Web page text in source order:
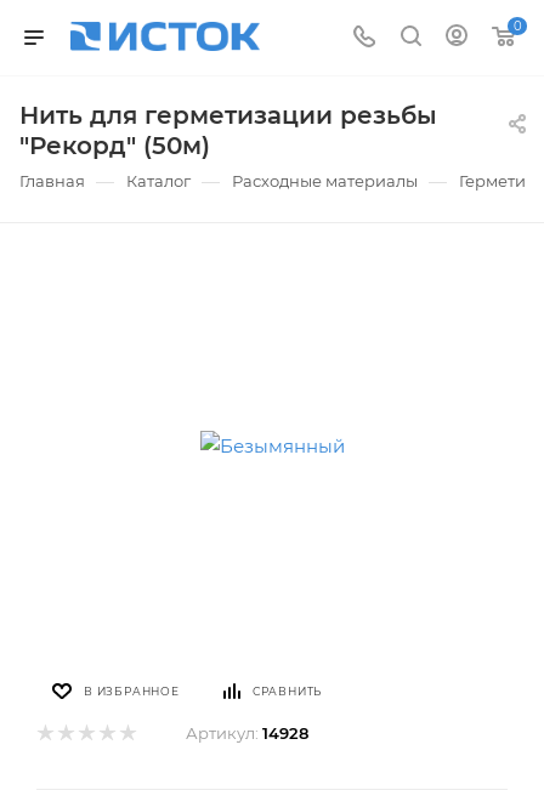
0
Нить для герметизации резьбы
"Рекорд" (50м)
Главная — Каталог — Расходные материалы —
В ИЗБРАННОЕ СРАВНИТЬ
Артикул: 14928